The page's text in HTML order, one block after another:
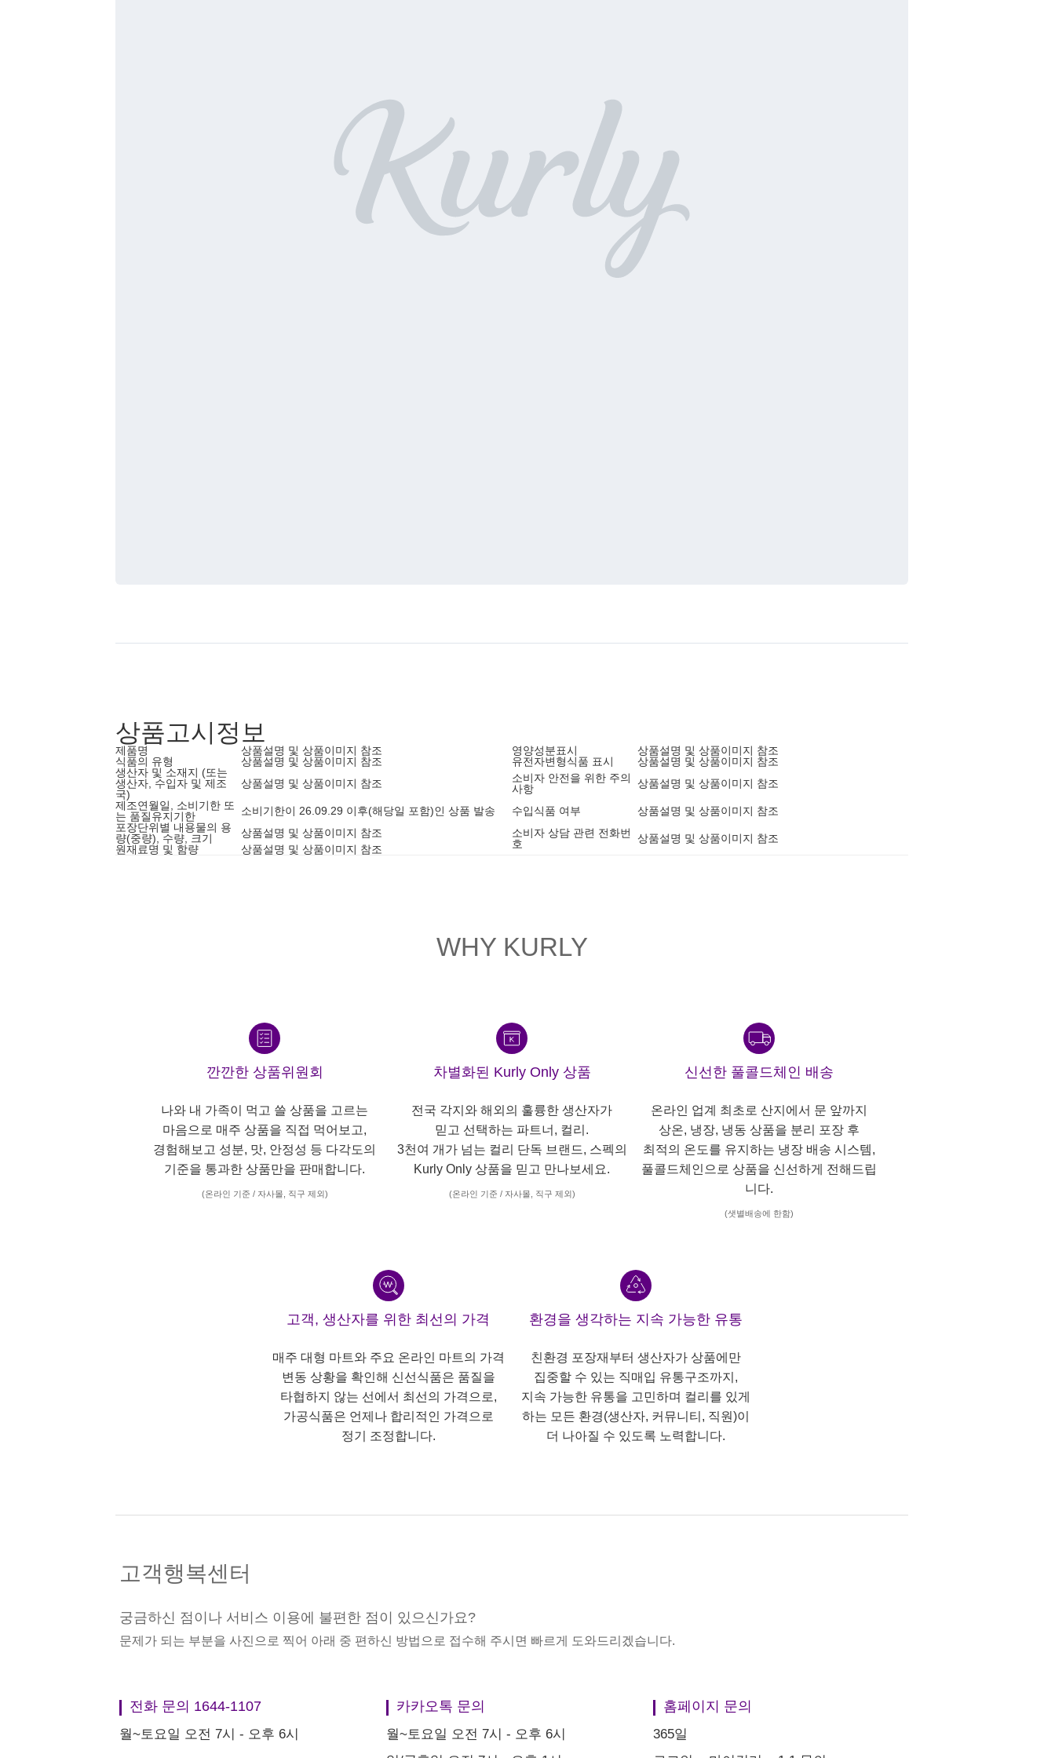
상품고시정보
제품명 상품설명 및 상품이미지 참조 영양성분표시
상품설명 및 상품이미지 참조
식품의 유형
상품설명 및 상품이미지 참조 유전자변형식품 표시
상품설명 및 상품이미지 참조
생산자 및 소재지 (또는
생산자, 수입자 및 제조
국)
상품설명 및 상품이미지 참조
소비자 안전을 위한 주의
사항
상품설명 및 상품이미지 참조
제조연월일, 소비기한 또
는 품질유지기한
소비기한이 26.09.29 이후(해당일 포함)인 상품 발송 수입식품 여부
상품설명 및 상품이미지 참조
포장단위별 내용물의 용
량(중량), 수량, 크기
상품설명 및 상품이미지 참조
소비자 상담 관련 전화번
호
상품설명 및 상품이미지 참조
원재료명 및 함량
상품설명 및 상품이미지 참조
WHY KURLY
깐깐한 상품위원회
나와 내 가족이 먹고 쓸 상품을 고르는
마음으로 매주 상품을 직접 먹어보고,
경험해보고 성분, 맛, 안정성 등 다각도의
기준을 통과한 상품만을 판매합니다.
(온라인 기준 / 자사몰, 직구 제외)
차별화된 Kurly Only 상품
전국 각지와 해외의 훌륭한 생산자가
믿고 선택하는 파트너, 컬리.
3천여 개가 넘는 컬리 단독 브랜드, 스펙의
Kurly Only 상품을 믿고 만나보세요.
(온라인 기준 / 자사몰, 직구 제외)
신선한 풀콜드체인 배송
온라인 업계 최초로 산지에서 문 앞까지
상온, 냉장, 냉동 상품을 분리 포장 후
최적의 온도를 유지하는 냉장 배송 시스템,
풀콜드체인으로 상품을 신선하게 전해드립
니다.
(샛별배송에 한함)
고객, 생산자를 위한 최선의 가격
매주 대형 마트와 주요 온라인 마트의 가격
변동 상황을 확인해 신선식품은 품질을
타협하지 않는 선에서 최선의 가격으로,
가공식품은 언제나 합리적인 가격으로
정기 조정합니다.
환경을 생각하는 지속 가능한 유통
친환경 포장재부터 생산자가 상품에만
집중할 수 있는 직매입 유통구조까지,
지속 가능한 유통을 고민하며 컬리를 있게
하는 모든 환경(생산자, 커뮤니티, 직원)이
더 나아질 수 있도록 노력합니다.
고객행복센터
궁금하신 점이나 서비스 이용에 불편한 점이 있으신가요?
문제가 되는 부분을 사진으로 찍어 아래 중 편하신 방법으로 접수해 주시면 빠르게 도와드리겠습니다.
전화 문의 1644-1107
월~토요일 오전 7시 - 오후 6시
카카오톡 문의
월~토요일 오전 7시 - 오후 6시
홈페이지 문의
365일